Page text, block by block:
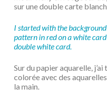
sur une double carte
I started with the
pattern in red on a white
double white card.
Sur du papier aquarelle, j’ai
colorée avec des
la main.